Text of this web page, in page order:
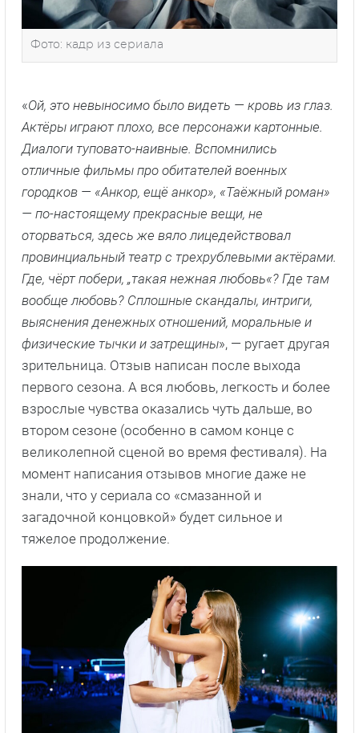
Фото: кадр из сериала
«Ой, это невыносимо было видеть — кровь из глаз.
Актёры играют плохо, все персонажи картонные.
Диалоги туповато-наивные. Вспомнились
отличные фильмы про обитателей военных
городков — «Анкор, ещё анкор», «Таёжный роман»
— по-настоящему прекрасные вещи, не
оторваться, здесь же вяло лицедействовал
провинциальный театр с трехрублевыми актёрами.
Где, чёрт побери, „такая нежная любовь«? Где там
вообще любовь? Сплошные скандалы, интриги,
выяснения денежных отношений, моральные и
физические тычки и затрещины», — ругает другая
зрительница. Отзыв написан после выхода
первого сезона. А вся любовь, легкость и более
взрослые чувства оказались чуть дальше, во
втором сезоне (особенно в самом конце с
великолепной сценой во время фестиваля). На
момент написания отзывов многие даже не
знали, что у сериала со «смазанной и
загадочной концовкой» будет сильное и
тяжелое продолжение.